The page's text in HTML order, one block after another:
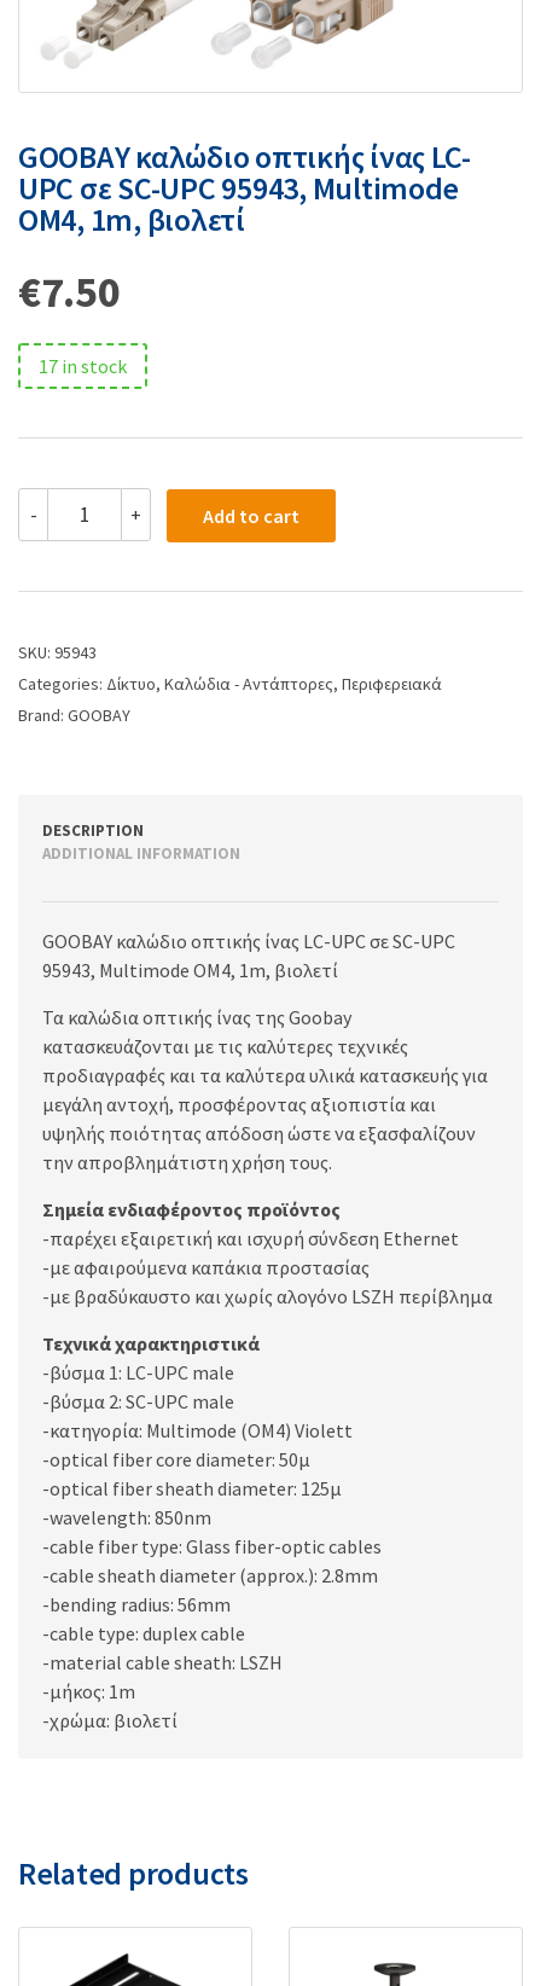
GOOBAY καλώδιο οπτικής ίνας LC-
UPC σε SC-UPC 95943, Multimode
OM4, 1m, βιολετί
€7.50
17 in stock
- + Add to cart
SKU: 95943
Categories: Δίκτυο, Καλώδια - Αντάπτορες, Περιφερειακά
Brand: GOOBAY
DESCRIPTION
ADDITIONAL INFORMATION
GOOBAY καλώδιο οπτικής ίνας LC-UPC σε SC-UPC
95943, Multimode OM4, 1m, βιολετί
Τα καλώδια οπτικής ίνας της Goobay
κατασκευάζονται με τις καλύτερες τεχνικές
προδιαγραφές και τα καλύτερα υλικά κατασκευής για
μεγάλη αντοχή, προσφέροντας αξιοπιστία και
υψηλής ποιότητας απόδοση ώστε να εξασφαλίζουν
την απροβλημάτιστη χρήση τους.
Σημεία ενδιαφέροντος προϊόντος
-παρέχει εξαιρετική και ισχυρή σύνδεση Ethernet
-με αφαιρούμενα καπάκια προστασίας
-με βραδύκαυστο και χωρίς αλογόνο LSZH περίβλημα
Τεχνικά χαρακτηριστικά
-βύσμα 1: LC-UPC male
-βύσμα 2: SC-UPC male
-κατηγορία: Multimode (OM4) Violett
-optical fiber core diameter: 50µ
-optical fiber sheath diameter: 125µ
-wavelength: 850nm
-cable fiber type: Glass fiber-optic cables
-cable sheath diameter (approx.): 2.8mm
-bending radius: 56mm
-cable type: duplex cable
-material cable sheath: LSZH
-μήκος: 1m
-χρώμα: βιολετί
Related products